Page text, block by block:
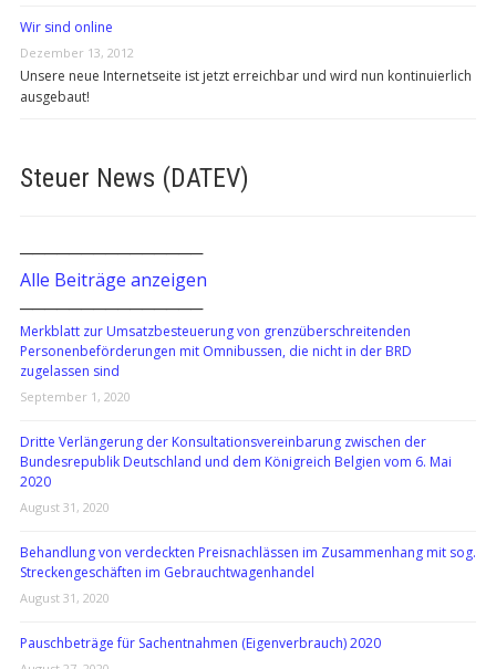
Wir sind online
Dezember 13, 2012
Unsere neue Internetseite ist jetzt erreichbar und wird nun kontinuierlich
ausgebaut!
Steuer News (DATEV)
───────────────
Alle Beiträge anzeigen
───────────────
Merkblatt zur Umsatzbesteuerung von grenzüberschreitenden
Personenbeförderungen mit Omnibussen, die nicht in der BRD
zugelassen sind
September 1, 2020
Dritte Verlängerung der Konsultationsvereinbarung zwischen der
Bundesrepublik Deutschland und dem Königreich Belgien vom 6. Mai
2020
August 31, 2020
Behandlung von verdeckten Preisnachlässen im Zusammenhang mit sog.
Streckengeschäften im Gebrauchtwagenhandel
August 31, 2020
Pauschbeträge für Sachentnahmen (Eigenverbrauch) 2020